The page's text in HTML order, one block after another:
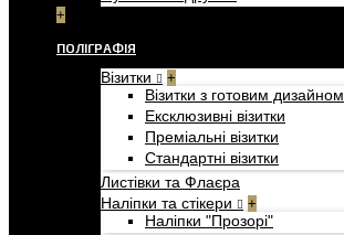
+
ПОЛІГРАФІЯ
Візитки +
Візитки з готовим дизайном
Ексклюзивні візитки
Преміальні візитки
Стандартні візитки
Листівки та Флаєра
Наліпки та стікери
+
Наліпки "Прозорі"